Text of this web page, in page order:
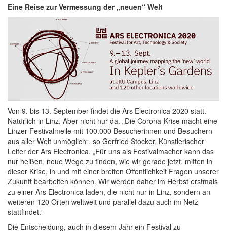
Eine Reise zur Vermessung der „neuen“ Welt
Von 9. bis 13. September findet die Ars Electronica 2020 statt.
Natürlich in Linz. Aber nicht nur da. „Die Corona-Krise macht eine
Linzer Festivalmeile mit 100.000 Besucherinnen und Besuchern
aus aller Welt unmöglich“, so Gerfried Stocker, Künstlerischer
Leiter der Ars Electronica. „Für uns als Festivalmacher kann das
nur heißen, neue Wege zu finden, wie wir gerade jetzt, mitten in
dieser Krise, in und mit einer breiten Öffentlichkeit Fragen unserer
Zukunft bearbeiten können. Wir werden daher im Herbst erstmals
zu einer Ars Electronica laden, die nicht nur in Linz, sondern an
weiteren 120 Orten weltweit und parallel dazu auch im Netz
stattfindet.“
Die Entscheidung, auch in diesem Jahr ein Festival zu